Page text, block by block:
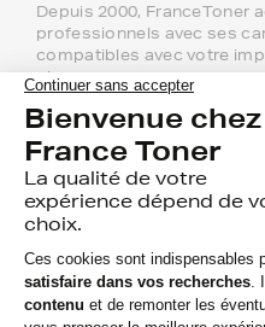
Depuis 2000, FranceToner
professionnels avec ses
compatibles avec votre
plus.
Recommandée à plus de
clients, FranceToner est la
plus de 300 000 produits
marques : Epson, HP,
Samsung, Konica-MInolta,
moins connues !
Pour votre
win plus, vous